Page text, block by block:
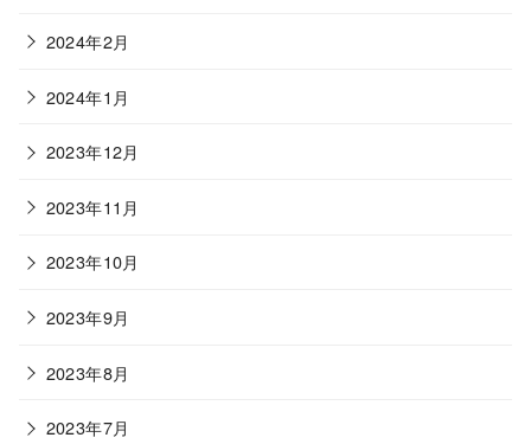
2024年2月
2024年1月
2023年12月
2023年11月
2023年10月
2023年9月
2023年8月
2023年7月